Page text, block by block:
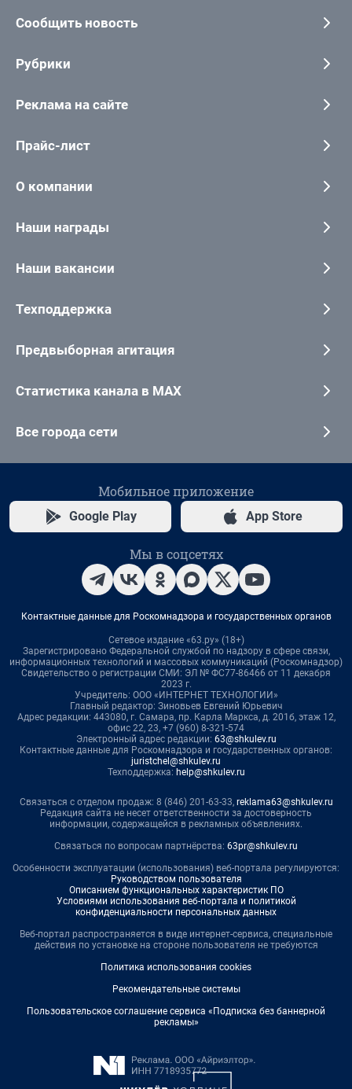
Сообщить новость
Рубрики
Реклама на сайте
Прайс-лист
О компании
Наши награды
Наши вакансии
Техподдержка
Предвыборная агитация
Статистика канала в MAX
Все города сети
Мобильное приложение
Google Play App Store
Мы в соцсетях
Контактные данные для Роскомнадзора и государственных органов
Сетевое издание «63.ру» (18+)
Зарегистрировано Федеральной службой по надзору в сфере связи,
информационных технологий и массовых коммуникаций (Роскомнадзор)
Свидетельство о регистрации СМИ: ЭЛ № ФС77-86466 от 11 декабря
2023 г.
Учредитель: ООО «ИНТЕРНЕТ ТЕХНОЛОГИИ»
Главный редактор: Зиновьев Евгений Юрьевич
Адрес редакции: 443080, г. Самара, пр. Карла Маркса, д. 201б, этаж 12,
офис 22, 23, +7 (960) 8-321-574
Электронный адрес редакции: 63@shkulev.ru
Контактные данные для Роскомнадзора и государственных органов:
juristchel@shkulev.ru
Техподдержка: help@shkulev.ru
Связаться с отделом продаж: 8 (846) 201-63-33, reklama63@shkulev.ru
Редакция сайта не несет ответственности за достоверность
информации, содержащейся в рекламных объявлениях.
Связаться по вопросам партнёрства: 63pr@shkulev.ru
Особенности эксплуатации (использования) веб-портала регулируются:
Руководством пользователя
Описанием функциональных характеристик ПО
Условиями использования веб-портала и политикой
конфиденциальности персональных данных
Веб-портал распространяется в виде интернет-сервиса, специальные
действия по установке на стороне пользователя не требуются
Политика использования cookies
Рекомендательные системы
Пользовательское соглашение сервиса «Подписка без баннерной
рекламы»